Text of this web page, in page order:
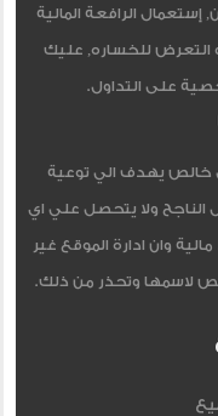
إستعمال الرافعة المالية
و التعرض للخساره, عليك
على التداول.
خالص يهدف الي توعية
الناجح ولا يتحصل علي اي
وان ادارة الموقع غير
لاسمها وتحذر من ذلك.